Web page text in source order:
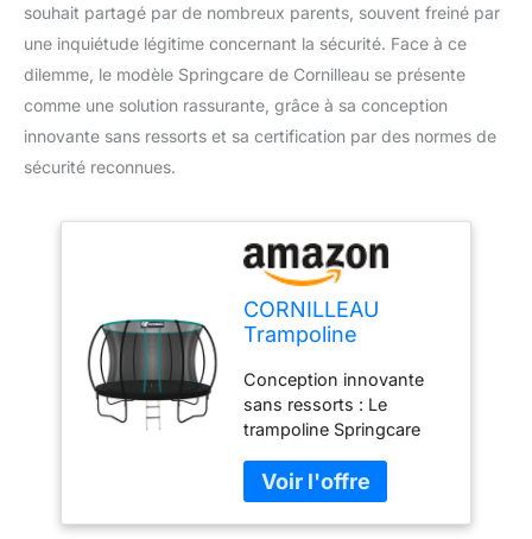
souhait partagé par de nombreux parents, souvent freiné par
une inquiétude légitime concernant la sécurité. Face à ce
dilemme, le modèle Springcare de Cornilleau se présente
comme une solution rassurante, grâce à sa conception
innovante sans ressorts et sa certification par des normes de
sécurité reconnues.
CORNILLEAU
Trampoline
Ressorts pour
Enfants Springcare
(366 cm) -
Certification De
Sécurité Normes
TÜV SÜD/GS
Trampoline De
Conception innovante
sans ressorts : Le
trampoline Springcare
système de saut sans
ressorts, offrant ainsi
une expérience de saut